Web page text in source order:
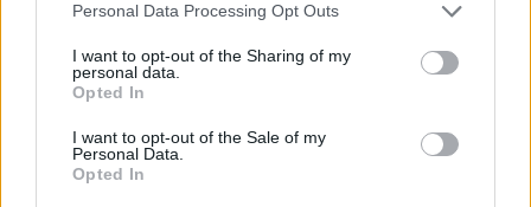
Personal Data Processing Opt Outs
I want to opt-out of the Sharing of my
personal data.
Opted In
I want to opt-out of the Sale of my
Personal Data.
Opted In
Petits écoliers
Ces petits biscuits ont révolutionné le classique goûter